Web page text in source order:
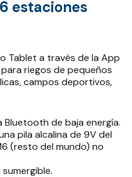
estaciones
Tablet a través de la App
para riegos de pequeños
campos deportivos,
de baja energía.
pila alcalina de 9V del
(resto del mundo) no